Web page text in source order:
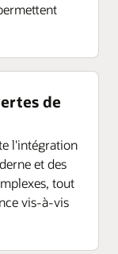
de
l'intégration
et des
tout
vis-à-vis